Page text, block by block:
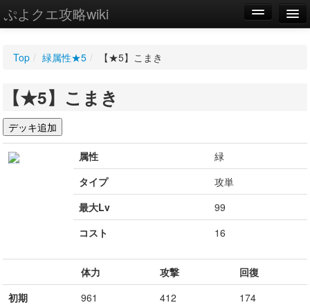
ぷよクエ攻略wiki
WIKI
設定
Top / 緑属性★5 / 【★5】こまき
【★5】こまき
属性
緑
タイプ
攻単
最大Lv
99
コスト
16
体力 攻撃
回復
初期
961 412
174